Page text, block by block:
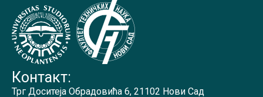
Контакт:
Трг Доситеја Обрадовића 6, 21102 Нови Сад